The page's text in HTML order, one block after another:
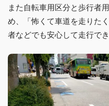
また自転車用区分と歩行者
め、「怖くて車道を走りた
者などでも安心して走行でき